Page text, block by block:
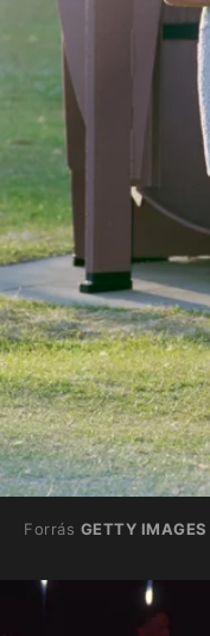
Forrás GETTY IMAGES